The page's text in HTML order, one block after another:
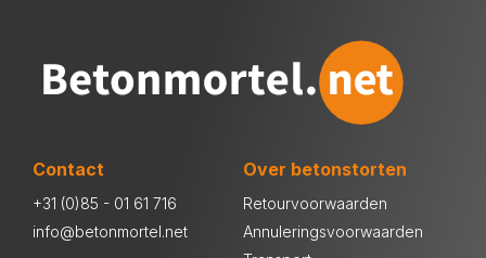
Contact
+31 (0)85 - 01 61 716
info@betonmortel.net
Over betonstorten
Retourvoorwaarden
Annuleringsvoorwaarden